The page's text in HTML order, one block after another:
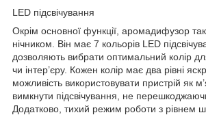
LED підсвічування
Окрім основної функції, аромадифузор
нічником. Він має 7 кольорів LED
дозволяють вибрати оптимальний колір
чи інтер’єру. Кожен колір має два рівні
можливість використовувати пристрій як
вимкнути підсвічування, не
Додатково, тихий режим роботи з